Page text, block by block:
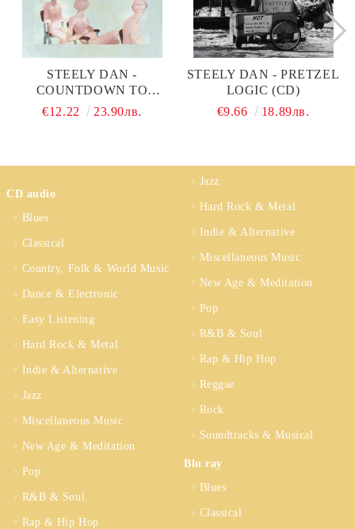
STEELY DAN -
COUNTDOWN TO
ECSTASY (CD)
€12.22 23.90лв.
STEELY DAN - PRETZEL
LOGIC (CD)
€9.66
18.89лв.
CD audio
Blues
Classical
Country, Folk & World Music
Dance & Electronic
Easy Listening
Hard Rock & Metal
Indie & Alternative
Jazz
Miscellaneous Music
New Age & Meditation
Pop
R&B & Soul
Rap & Hip Hop
Jazz
Hard Rock & Metal
Indie & Alternative
Miscellaneous Music
New Age & Meditation
Pop
R&B & Soul
Rap & Hip Hop
Reggae
Rock
Soundtracks & Musical
Blu ray
Blues
Classical